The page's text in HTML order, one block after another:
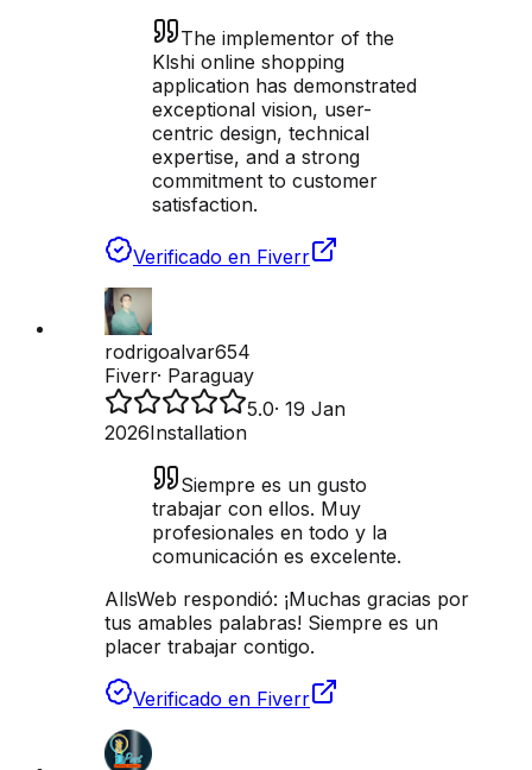
The implementor of the
Klshi online shopping
application has demonstrated
exceptional vision, user-
centric design, technical
expertise, and a strong
commitment to customer
satisfaction.
Verificado en Fiverr
rodrigoalvar654
Fiverr· Paraguay
5.0· 19 Jan
2026Installation
Siempre es un gusto
trabajar con ellos. Muy
profesionales en todo y la
comunicación es excelente.
AllsWeb respondió: ¡Muchas gracias por
tus amables palabras! Siempre es un
placer trabajar contigo.
Verificado en Fiverr